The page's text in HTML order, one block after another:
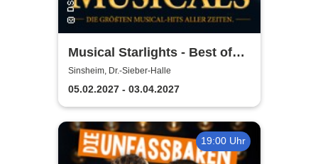
Musical Starlights - Best of
Musicals
Sinsheim, Dr.-Sieber-Halle
05.02.2027 - 03.04.2027
19:00 Uhr